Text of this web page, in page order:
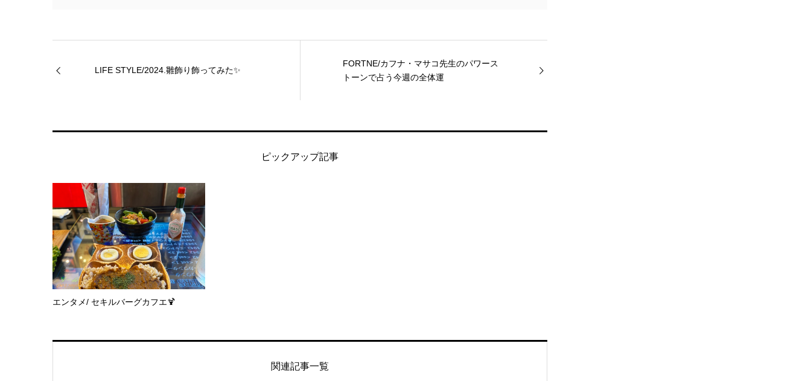
LIFE STYLE/2024.雛飾り飾ってみた✨
FORTNE/カフナ・マサコ先生のパワース
トーンで占う今週の全体運
ピックアップ記事
エンタメ/ セキルバーグカフエ🍹
関連記事一覧